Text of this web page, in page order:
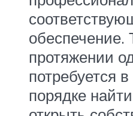
обеспечение.
протяжении
потребуется
порядке